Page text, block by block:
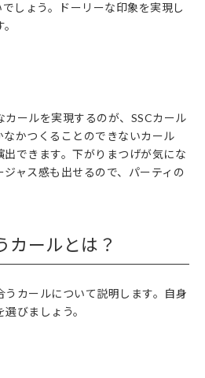
しょう。ドーリーな印象を実現し
カールを実現するのが、SSCカール
かつくることのできないカール
できます。下がりまつげが気にな
ャス感も出せるので、パーティの
カールとは？
うカールについて説明します。自身
びましょう。